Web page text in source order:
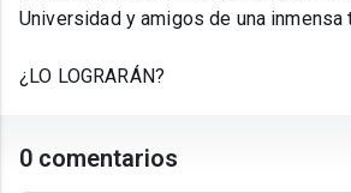
Universidad y amigos de una inmensa
¿LO LOGRARÁN?
0 comentarios